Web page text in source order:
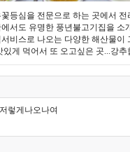
꽃등심을 전문으로 하는 곳에서
에서도 유명한 풍년불고기집을 소
서비스로 나오는 다양한 해산물이
있게 먹어서 또 오고싶은 곳...강추
렇게나오나여